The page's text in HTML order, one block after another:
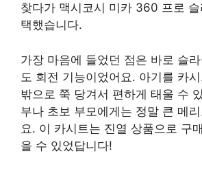
찾다가 맥시코시 미카 360 프로
택했습니다.
가장 마음에 들었던 점은 바로 슬
도 회전 기능이었어요. 아기를 카
밖으로 쭉 당겨서 편하게 태울 수
부나 초보 부모에게는 정말 큰 메
요. 이 카시트는 진열 상품으로 구
을 수 있었답니다!